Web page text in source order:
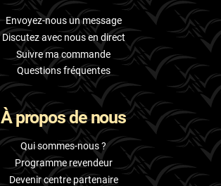
Envoyez-nous un message
Discutez avec nous en direct
Suivre ma commande
Questions fréquentes
À propos de nous
Qui sommes-nous ?
Programme revendeur
Devenir centre partenaire